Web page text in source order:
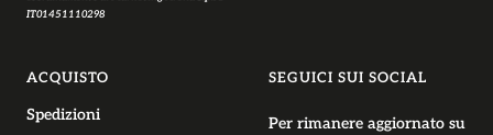
IT01451110298
ACQUISTO
Spedizioni
SEGUICI SUI SOCIAL
Per rimanere aggiornato su